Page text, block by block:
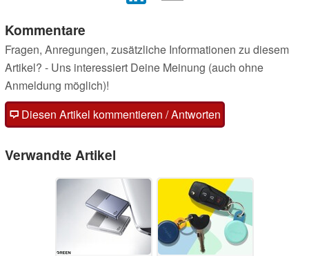
Kommentare
Fragen, Anregungen, zusätzliche Informationen zu diesem
Artikel? - Uns interessiert Deine Meinung (auch ohne
Anmeldung möglich)!
Diesen Artikel kommentieren / Antworten
Verwandte Artikel